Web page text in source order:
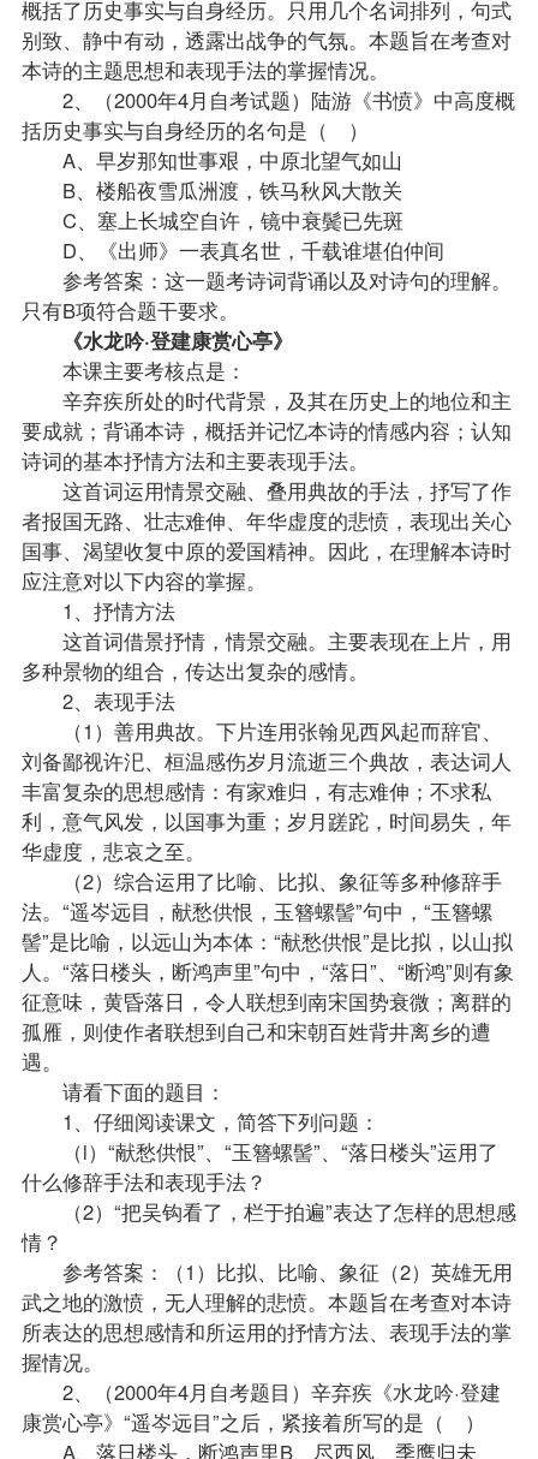
概括了历史事实与自身经历。只用几个名词排列，句式
别致、静中有动，透露出战争的气氛。本题旨在考查对
本诗的主题思想和表现手法的掌握情况。
2、（2000年4月自考试题）陆游《书愤》中高度概
括历史事实与自身经历的名句是（ ）
A、早岁那知世事艰，中原北望气如山
B、楼船夜雪瓜洲渡，铁马秋风大散关
C、塞上长城空自许，镜中衰鬓已先斑
D、《出师》一表真名世，千载谁堪伯仲间
参考答案：这一题考诗词背诵以及对诗句的理解。
只有B项符合题干要求。
《水龙吟·登建康赏心亭》
本课主要考核点是：
辛弃疾所处的时代背景，及其在历史上的地位和主
要成就；背诵本诗，概括并记忆本诗的情感内容；认知
诗词的基本抒情方法和主要表现手法。
这首词运用情景交融、叠用典故的手法，抒写了作
者报国无路、壮志难伸、年华虚度的悲愤，表现出关心
国事、渴望收复中原的爱国精神。因此，在理解本诗时
应注意对以下内容的掌握。
1、抒情方法
这首词借景抒情，情景交融。主要表现在上片，用
多种景物的组合，传达出复杂的感情。
2、表现手法
（1）善用典故。下片连用张翰见西风起而辞官、
刘备鄙视许汜、桓温感伤岁月流逝三个典故，表达词人
丰富复杂的思想感情：有家难归，有志难伸；不求私
利，意气风发，以国事为重；岁月蹉跎，时间易失，年
华虚度，悲哀之至。
（2）综合运用了比喻、比拟、象征等多种修辞手
法。“遥岑远目，献愁供恨，玉簪螺髻”句中，“玉簪螺
髻”是比喻，以远山为本体：“献愁供恨”是比拟，以山拟
人。“落日楼头，断鸿声里”句中，“落日”、“断鸿”则有象
征意味，黄昏落日，令人联想到南宋国势衰微；离群的
孤雁，则使作者联想到自己和宋朝百姓背井离乡的遭
遇。
请看下面的题目：
1、仔细阅读课文，简答下列问题：
（l）“献愁供恨”、“玉簪螺髻”、“落日楼头”运用了
什么修辞手法和表现手法？
（2）“把吴钩看了，栏于拍遍”表达了怎样的思想感
情？
参考答案：（1）比拟、比喻、象征（2）英雄无用
武之地的激愤，无人理解的悲愤。本题旨在考查对本诗
所表达的思想感情和所运用的抒情方法、表现手法的掌
握情况。
2、（2000年4月自考题目）辛弃疾《水龙吟·登建
康赏心亭》“遥岑远目”之后，紧接着所写的是（ ）
A、落日楼头，断鸿声里B、尽西风、季鹰归未